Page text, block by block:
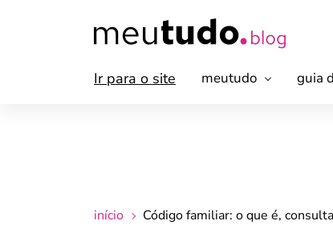
Ir para o site meutudo guia
início Código familiar: o que é,